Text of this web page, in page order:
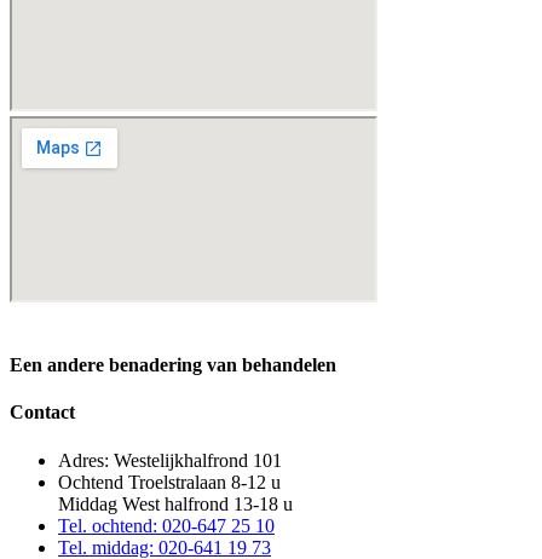
Een andere benadering van behandelen
Contact
Adres: Westelijkhalfrond 101
Ochtend Troelstralaan 8-12 u
Middag West halfrond 13-18 u
Tel. ochtend: 020-647 25 10
Tel. middag: 020-641 19 73